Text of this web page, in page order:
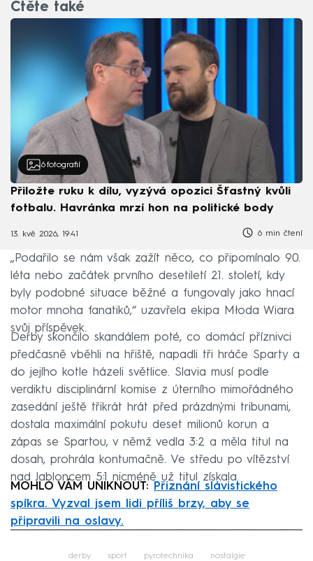
Čtěte také
6 fotografií
Přiložte ruku k dílu, vyzývá opozici Šťastný kvůli
fotbalu. Havránka mrzí hon na politické body
13. kvě 2026, 19:41 6 min čtení
„Podařilo se nám však zažít něco, co připomínalo 90.
léta nebo začátek prvního desetiletí 21. století, kdy
byly podobné situace běžné a fungovaly jako hnací
motor mnoha fanatiků,“ uzavřela ekipa Młoda Wiara
svůj příspěvek.
Derby skončilo skandálem poté, co domácí příznivci
předčasně vběhli na hřiště, napadli tři hráče Sparty a
do jejího kotle házeli světlice. Slavia musí podle
verdiktu disciplinární komise z úterního mimořádného
zasedání ještě třikrát hrát před prázdnými tribunami,
dostala maximální pokutu deset milionů korun a
zápas se Spartou, v němž vedla 3:2 a měla titul na
dosah, prohrála kontumačně. Ve středu po vítězství
nad Jabloncem 5:1 nicméně už titul získala.
MOHLO VÁM UNIKNOUT:
Přiznání slávistického
spíkra. Vyzval jsem lidi příliš brzy, aby se
připravili na oslavy.
derby sport pyrotechnika nostalgie